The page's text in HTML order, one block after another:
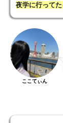
夜学に行って
ここてぃん